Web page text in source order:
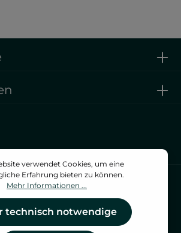
verwendet Cookies, um eine
Erfahrung bieten zu können.
Mehr Informationen ...
technisch notwendige